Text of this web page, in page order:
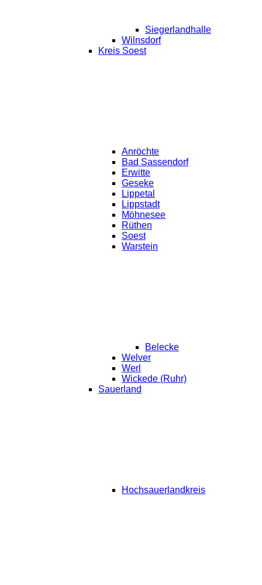
Siegerlandhalle
Wilnsdorf
Kreis Soest
Anröchte
Bad Sassendorf
Erwitte
Geseke
Lippetal
Lippstadt
Möhnesee
Rüthen
Soest
Warstein
Belecke
Welver
Werl
Wickede (Ruhr)
Sauerland
Hochsauerlandkreis